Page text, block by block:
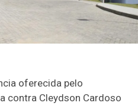
oferecida pelo
contra Cleydson Cardoso